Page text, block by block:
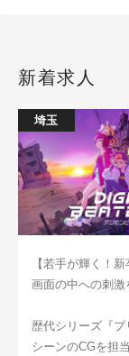
新着求人
埼玉
【若手が輝く！
画面の中への刺激
歴代シリーズ『
シーンのCGを担